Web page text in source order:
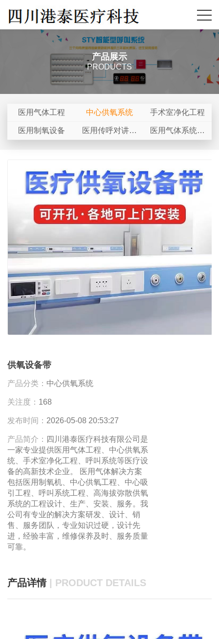
产品展示
PRODUCTS
医用气体工程 中心供氧系统 手术室净化工程
医用制氧设备 医用传呼对讲系 医用气体系统配
供氧设备带
产品分类： 中心供氧系统
关注度： 168
发布时间： 2026-05-08 20:53:27
产品简介： 四川港泰医疗科技有限公司是
一家专业提供医用气体工程、中心供氧系
统、手术室净化工程、呼叫系统等医疗设
备的高新技术企业。 医用气体解决方案
包括医用制氧机、中心供氧工程、中心吸
引工程、呼叫系统工程、高海拔弥散供氧
系统的工程设计、生产、安装、服务。我
公司有专业的解决方案研发、设计、销
售、服务团队，专业知识过硬，设计先
进，经验丰富，维修保养及时、服务质量
可靠。
产品详情| PRODUCT DETAILS